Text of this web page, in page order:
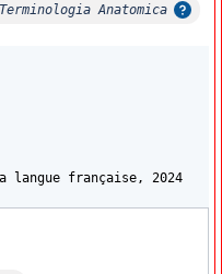
Terminologia Anatomica
langue française, 2024